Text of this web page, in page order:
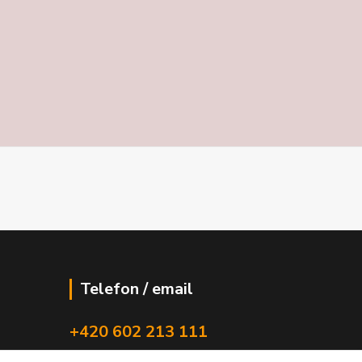
Telefon / email
+420 602 213 111